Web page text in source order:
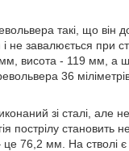
такі, що він
не завалюється при
висота - 119 мм, а
36
зі сталі, але не
пострілу становить
це 76,2 мм. На стволі